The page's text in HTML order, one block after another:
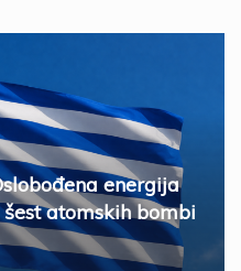
energija
atomskih bombi